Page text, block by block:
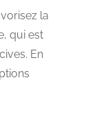
la
qui est
En